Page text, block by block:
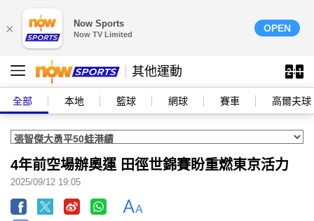
× Now Sports
Now TV Limited
OPEN
其他運動
全部 本地 籃球 網球 賽車 高爾夫球
4年前空場辦奧運 田徑世錦賽盼重燃東京活力
2025/09/12 19:05